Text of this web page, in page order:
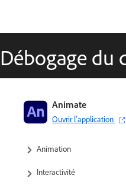
Débogage du
Animate
Ouvrir l’application
Guide d’utilisation d’Adobe
Présentation d’Animate
Animation
Interactivité